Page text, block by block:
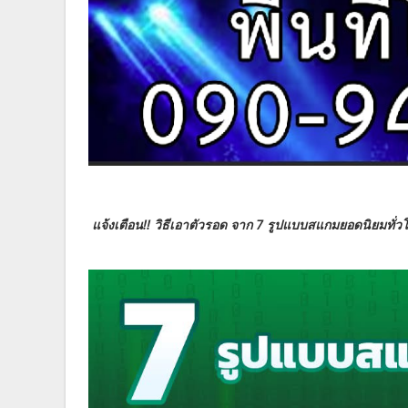
แจ้งเตือน!! วิธีเอาตัวรอด จาก 7 รูปแบบสแกมยอดนิยมทั่ว